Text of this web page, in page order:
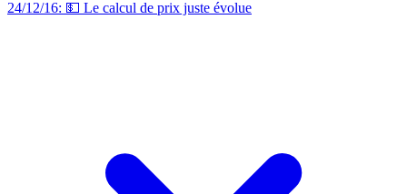
24/12/16: 💵 Le calcul de prix juste évolue